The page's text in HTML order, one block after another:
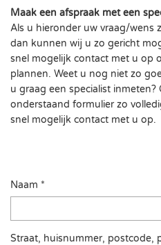
Maak een afspraak met een
Als u hieronder uw vraag/wens
dan kunnen wij u zo gericht
snel mogelijk contact met u op
plannen. Weet u nog niet zo
u graag een specialist
onderstaand formulier zo
snel mogelijk contact met u op.
Naam *
Straat, huisnummer, postcode,